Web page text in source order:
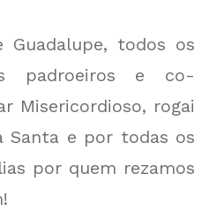
Guadalupe, todos os
padroeiros e co-
Misericordioso, rogai
Santa e por todas os
por quem rezamos